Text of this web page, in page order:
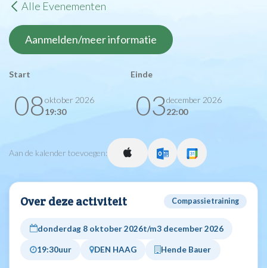
Alle Evenementen
Aanmelden/meer informatie
Start
08oktober 2026
19:30
Einde
03december 2026
22:00
Aan de kalender toevoegen:
Over deze activiteit Compassietraining
donderdag 8 oktober 2026t/m3 december 2026
19:30uur DEN HAAG Hende Bauer